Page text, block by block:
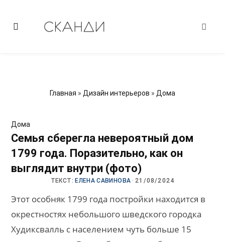
Главная » Дизайн интерьеров » Дома
Дома
Семья сберегла невероятный дом
1799 года. Поразительно, как он
выглядит внутри (фото)
ТЕКСТ: ЕЛЕНА САВИНОВА ·21/08/2024
Этот особняк 1799 года постройки находится в
окрестностях небольшого шведского городка
Худиксвалль с населением чуть больше 15